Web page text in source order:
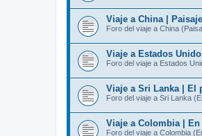
Viaje a China |
Foro del viaje a China
Viaje a Estados
Foro del viaje a Estados
Viaje a Sri Lanka | El
Foro del viaje a Sri Lanka
Viaje a Colombia |
Foro del viaje a Colombia